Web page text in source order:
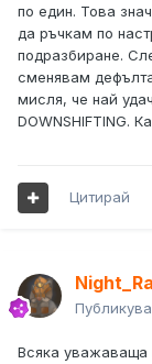
по един. Това
да ръчкам по
подразбиране.
сменявам
мисля, че най
DOWNSHIFTING.
Цитирай
Всяка уважаваща